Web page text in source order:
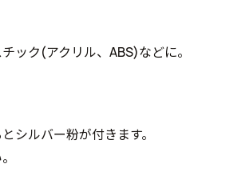
ック(アクリル、ABS)などに。
シルバー粉が付きます。